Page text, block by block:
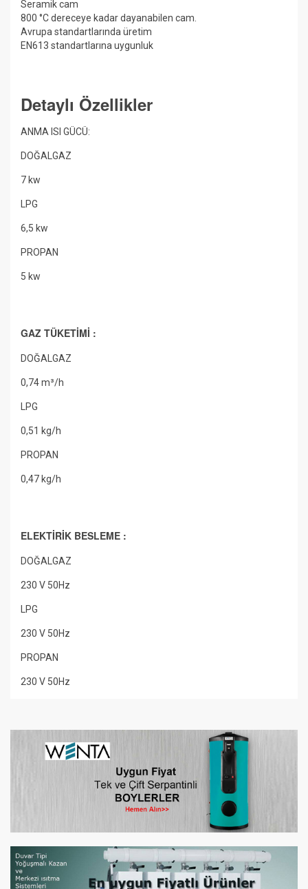
Seramik cam
800 °C dereceye kadar dayanabilen cam.
Avrupa standartlarında üretim
EN613 standartlarına uygunluk
Detaylı Özellikler
ANMA ISI GÜCÜ:
DOĞALGAZ
7 kw
LPG
6,5 kw
PROPAN
5 kw
GAZ TÜKETİMİ :
DOĞALGAZ
0,74 m³/h
LPG
0,51 kg/h
PROPAN
0,47 kg/h
ELEKTİRİK BESLEME :
DOĞALGAZ
230 V 50Hz
LPG
230 V 50Hz
PROPAN
230 V 50Hz